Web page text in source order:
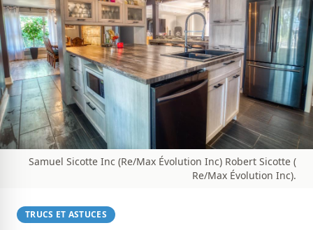
Samuel Sicotte Inc (Re/Max Évolution Inc) Robert Sicotte (
Re/Max Évolution Inc).
TRUCS ET ASTUCES